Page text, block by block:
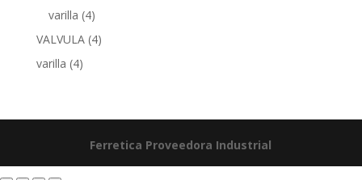
varilla (4)
VALVULA (4)
varilla (4)
Ferretica Proveedora Industrial